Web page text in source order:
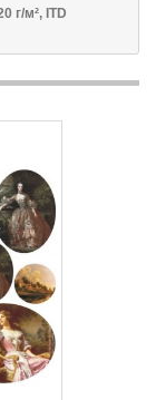
г/м², ITD